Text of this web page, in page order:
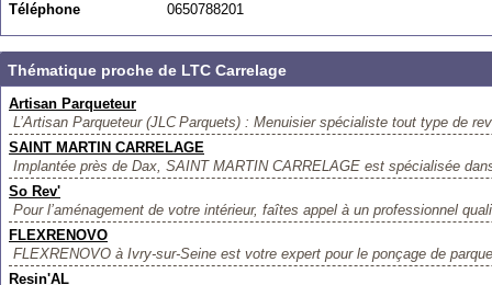
Téléphone
0650788201
Thématique proche de LTC Carrelage
Artisan Parqueteur
L’Artisan Parqueteur (JLC Parquets) : Menuisier spécialiste tout type de
SAINT MARTIN CARRELAGE
Implantée près de Dax, SAINT MARTIN CARRELAGE est spécialisée
So Rev'
Pour l’aménagement de votre intérieur, faîtes appel à un professionnel
FLEXRENOVO
FLEXRENOVO à Ivry-sur-Seine est votre expert pour le ponçage de
Resin'AL